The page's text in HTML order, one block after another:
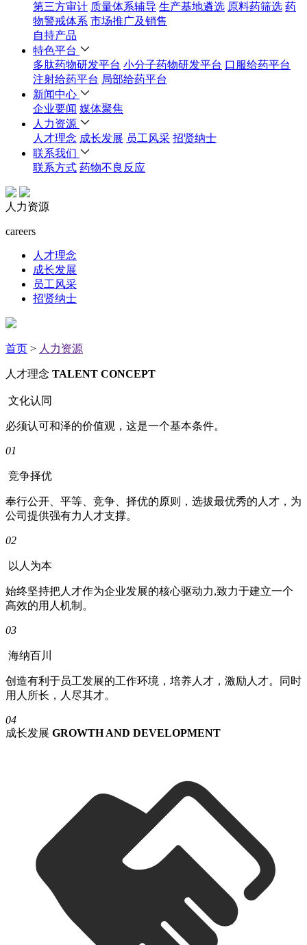
第三方审计 质量体系辅导 生产基地遴选 原料药筛选 药
物警戒体系 市场推广及销售
自持产品
特色平台
多肽药物研发平台 小分子药物研发平台 口服给药平台
注射给药平台 局部给药平台
新闻中心
企业要闻 媒体聚焦
人力资源
人才理念 成长发展 员工风采 招贤纳士
联系我们
联系方式 药物不良反应
人力资源
careers
人才理念
成长发展
员工风采
招贤纳士
首页 > 人力资源
人才理念 TALENT CONCEPT
文化认同
必须认可和泽的价值观，这是一个基本条件。
01
竞争择优
奉行公开、平等、竞争、择优的原则，选拔最优秀的人才，为
公司提供强有力人才支撑。
02
以人为本
始终坚持把人才作为企业发展的核心驱动力,致力于建立一个
高效的用人机制。
03
海纳百川
创造有利于员工发展的工作环境，培养人才，激励人才。同时
用人所长，人尽其才。
04
成长发展 GROWTH AND DEVELOPMENT